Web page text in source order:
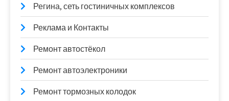
Регина, сеть гостиничных комплексов
Реклама и Контакты
Ремонт автостёкол
Ремонт автоэлектроники
Ремонт тормозных колодок